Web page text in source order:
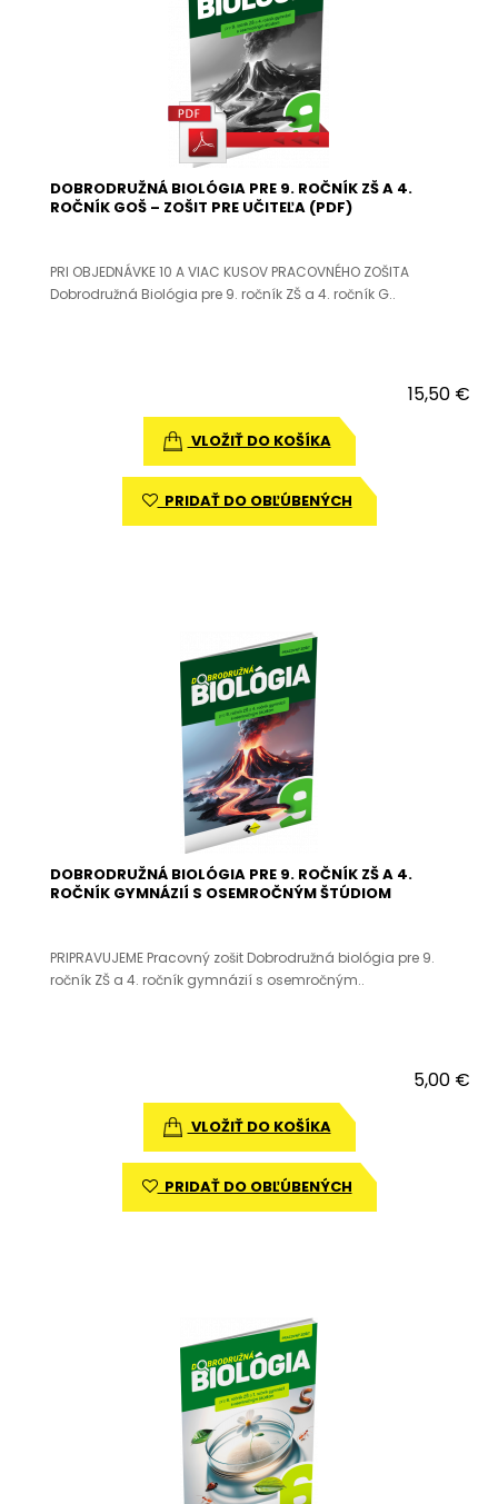
DOBRODRUŽNÁ BIOLÓGIA PRE 9. ROČNÍK ZŠ A 4.
ROČNÍK GOŠ – ZOŠIT PRE UČITEĽA (PDF)
PRI OBJEDNÁVKE 10 A VIAC KUSOV PRACOVNÉHO ZOŠITA
Dobrodružná Biológia pre 9. ročník ZŠ a 4. ročník G..
15,50 €
VLOŽIŤ DO KOŠÍKA
PRIDAŤ DO OBĽÚBENÝCH
DOBRODRUŽNÁ BIOLÓGIA PRE 9. ROČNÍK ZŠ A 4.
ROČNÍK GYMNÁZIÍ S OSEMROČNÝM ŠTÚDIOM
PRIPRAVUJEME Pracovný zošit Dobrodružná biológia pre 9.
ročník ZŠ a 4. ročník gymnázií s osemročným..
5,00 €
VLOŽIŤ DO KOŠÍKA
PRIDAŤ DO OBĽÚBENÝCH